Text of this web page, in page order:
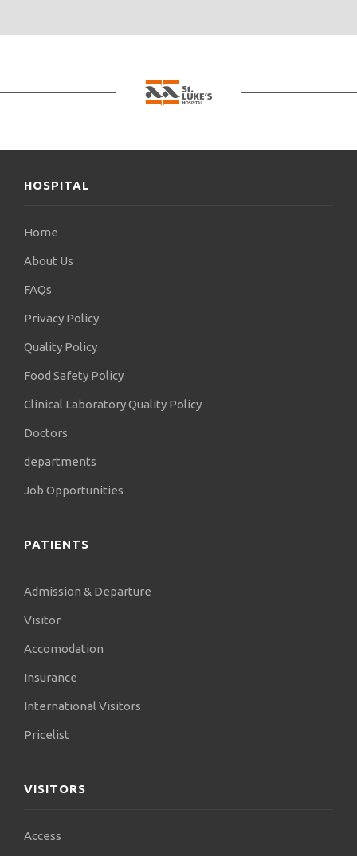
HOSPITAL
Home
About Us
FAQs
Privacy Policy
Quality Policy
Food Safety Policy
Clinical Laboratory Quality Policy
Doctors
departments
Job Opportunities
PATIENTS
Admission & Departure
Visitor
Accomodation
Insurance
International Visitors
Pricelist
VISITORS
Access